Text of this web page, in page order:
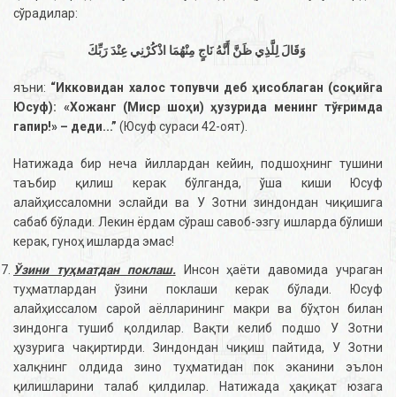
сўрадилар:
яъни: “Икковидан халос топувчи деб ҳисоблаган (соқийга
Юсуф): «Хожанг (Миср шоҳи) ҳузурида менинг тўғримда
гапир!» – деди...” (Юсуф сураси 42-оят).
Натижада бир неча йиллардан кейин, подшоҳнинг тушини
таъбир қилиш керак бўлганда, ўша киши Юсуф
алайҳиссаломни эслайди ва У Зотни зиндондан чиқишига
сабаб бўлади. Лекин ёрдам сўраш савоб-эзгу ишларда бўлиши
керак, гуноҳ ишларда эмас!
Ўзини туҳматдан поклаш.Инсон ҳаёти давомида учраган
туҳматлардан ўзини поклаши керак бўлади. Юсуф
алайҳиссалом сарой аёлларининг макри ва бўҳтон билан
зиндонга тушиб қолдилар. Вақти келиб подшо У Зотни
ҳузурига чақиртирди. Зиндондан чиқиш пайтида, У Зотни
халқнинг олдида зино туҳматидан пок эканини эълон
қилишларини талаб қилдилар. Натижада ҳақиқат юзага